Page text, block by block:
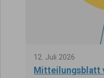
12. Juli 2026
Mitteilungsblatt